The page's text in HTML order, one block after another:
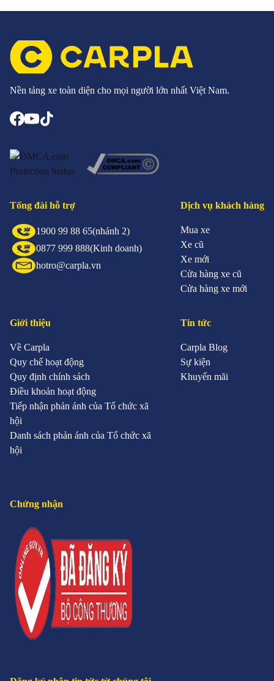
Nền tảng xe toàn diện cho mọi người lớn nhất Việt Nam.
Tổng đài hỗ trợ
1900 99 88 65(nhánh 2)
0877 999 888(Kinh doanh)
hotro@carpla.vn
Dịch vụ khách hàng
Mua xe
Xe cũ
Xe mới
Cửa hàng xe cũ
Cửa hàng xe mới
Giới thiệu
Về Carpla
Quy chế hoạt động
Quy định chính sách
Điều khoản hoạt động
Tiếp nhận phản ánh của Tổ chức xã
hội
Danh sách phản ánh của Tổ chức xã
hội
Tin tức
Carpla Blog
Sự kiện
Khuyến mãi
Chứng nhận